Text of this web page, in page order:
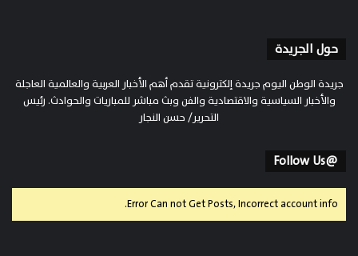
حول الجريدة
جريدة الوطن اليوم جريدة إلكترونية تقدم أهم الأخبار العربية والعالمية العاجلة
والأخبار السياسية والاقتصادية والفن وبث مباشر للمباريات والحوادث. رئيس
التحرير/ حسن النجار
@Follow Us
Error Can not Get Posts, Incorrect account info.